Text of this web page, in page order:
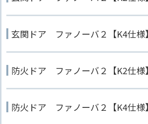
玄関ドア ファノーバ２【K4仕様】
防火ドア ファノーバ２【K2仕様】
防火ドア ファノーバ２【K4仕様】